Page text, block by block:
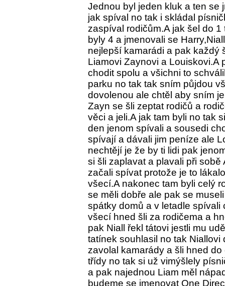
Jednou byl jeden kluk a ten se
jak spíval no tak i skládal
zaspíval rodičům.A jak šel do
byly 4 a jmenovali se
nejlepší kamarádi a pak každý
Liamovi Zaynovi a Louiskovi.A
chodit spolu a všichni to
parku no tak tak sním půjdou
dovolenou ale chtěl aby sním
Zayn se šli zeptat rodičů a
věci a jeli.A jak tam byli no tak
den jenom spívali a sousedi
spívají a dávali jim peníze ale
nechtějí je že by ti lidi pak
si šli zaplavat a plavali při
začali spívat protože je to
všecí.A nakonec tam byli celý
se měli dobře ale pak se
spátky domů a v letadle spívali
všecí hned šli za rodičema a
pak Niall řekl tátovi jestli mu
tatínek souhlasil no tak
zavolal kamarády a šli hned
třídy no tak si už vimýšlely
a pak najednou Liam měl
budeme se jmenovat One